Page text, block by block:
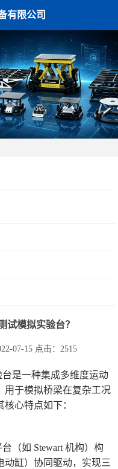
有限公司
试模拟实验台？
07-15 点击：2515
是一种集成多维度运动
用于模拟桥梁在复杂工况
心特点如下：
（如 Stewart 机构）构
动缸）协同驱动，实现三